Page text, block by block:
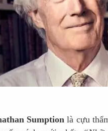
Sumptionlà cựu